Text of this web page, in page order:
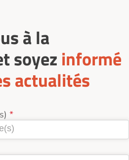
à la
soyez informé
actualités